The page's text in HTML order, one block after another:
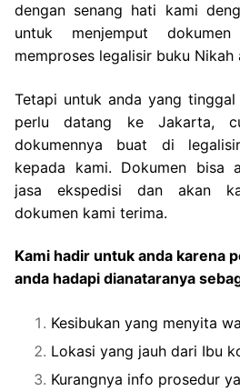
dengan senang hati kami
untuk menjemput
memproses legalisir buku Nikah
Tetapi untuk anda yang
perlu datang ke Jakarta,
dokumennya buat di
kepada kami. Dokumen bisa
jasa ekspedisi dan akan
dokumen kami terima.
Kami hadir untuk anda karena
anda hadapi dianataranya
Kesibukan yang menyita
Lokasi yang jauh dari Ibu
Kurangnya info prosedur